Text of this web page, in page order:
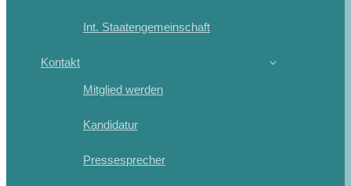
Int. Staatengemeinschaft
Kontakt
Mitglied werden
Kandidatur
Pressesprecher